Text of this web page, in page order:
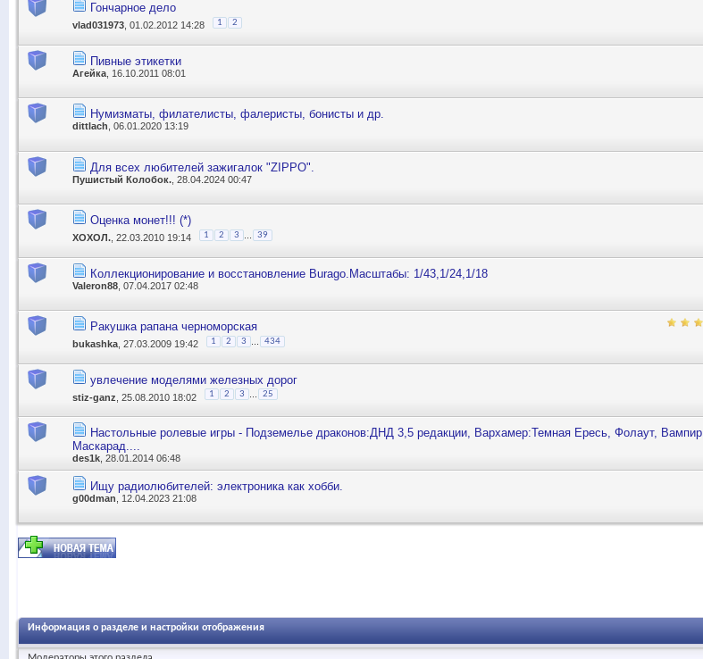
Гончарное дело
vlad031973 , 01.02.2012 14:28 1 2
Пивные этикетки
Агейка , 16.10.2011 08:01
Нумизматы, филателисты, фалеристы, бонисты и др.
dittlach , 06.01.2020 13:19
Для всех любителей зажигалок "ZIPPO".
Пушистый Колобок. , 28.04.2024 00:47
Оценка монет!!! (*)
ХОХОЛ. , 22.03.2010 19:14 1 2 3 39
Коллекционирование и восстановление Burago.Масштабы: 1/43,1/24,1/18
Valeron88 , 07.04.2017 02:48
Ракушка рапана черноморская
bukashka , 27.03.2009 19:42 1 2 3 434
увлечение моделями железных дорог
stiz-ganz , 25.08.2010 18:02 1 2 3 25
Настольные ролевые игры - Подземелье драконов:ДНД 3,5 редакции, Вархамер:Темная Ересь, Фолаут, Вампир
Маскарад....
des1k , 28.01.2014 06:48
Ищу радиолюбителей: электроника как хобби.
g00dman , 12.04.2023 21:08
Информация о разделе и настройки отображения